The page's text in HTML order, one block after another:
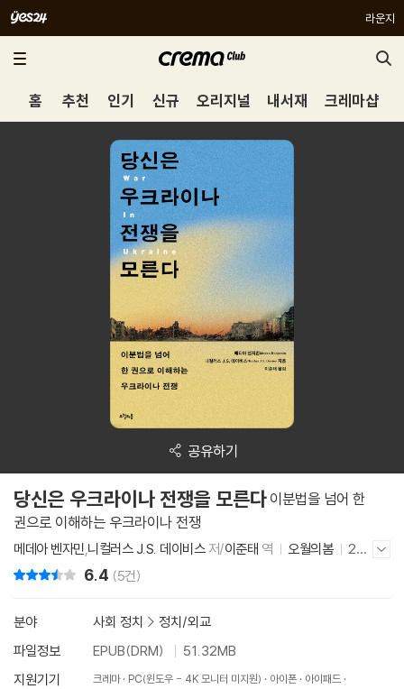
라운지
홈 추천 인기 신규 오리지널 내서재 크레마샵
공유하기
당신은 우크라이나 전쟁을 모른다 이분법을 넘어 한
권으로 이해하는 우크라이나 전쟁
메데아 벤자민 니컬러스 J.S. 데이비스저/이준태 역 오월의봄
20
24년 2월 23일6.4 (5건)
분야 사회 정치 > 정치/외교
파일정보
EPUB(DRM)
51.32MB
지원기기
크레마 PC(윈도우 - 4K 모니터 미지원) 아이폰
아이패드